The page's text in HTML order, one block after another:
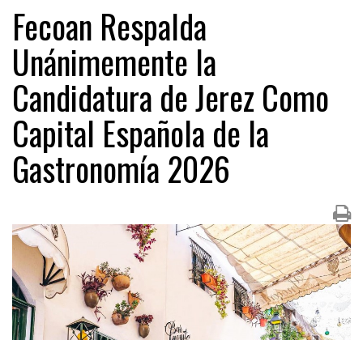
Fecoan Respalda
Unánimemente la
Candidatura de Jerez Como
Capital Española de la
Gastronomía 2026